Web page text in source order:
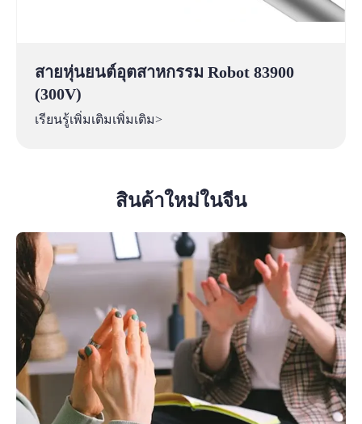
สายหุ่นยนต์อุตสาหกรรม Robot 83900
(300V)
เรียนรู้เพิ่มเติมเพิ่มเติม>
สินค้าใหม่ในจีน